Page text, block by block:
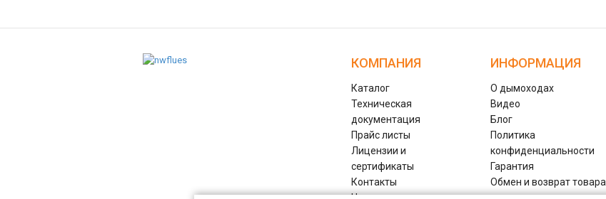
КОМПАНИЯ
Каталог
Техническая
документация
Прайс листы
Лицензии и
сертификаты
Контакты
ИНФОРМАЦИЯ
О дымоходах
Видео
Блог
Политика
конфиденциальности
Гарантия
Обмен и возврат товара